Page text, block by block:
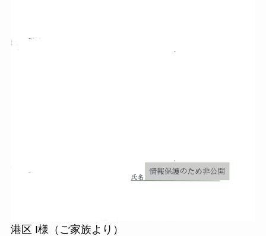
港区 I様（ご家族より）